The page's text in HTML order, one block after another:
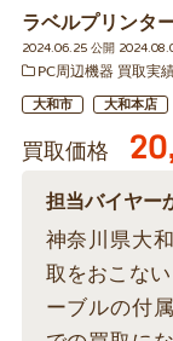
ラベルプリン
2024.06.25 公開
PC周辺機器 買取実
大和市 大和本店
買取価格
担当バイヤー
神奈川県大
取をおこな
ーブルの付